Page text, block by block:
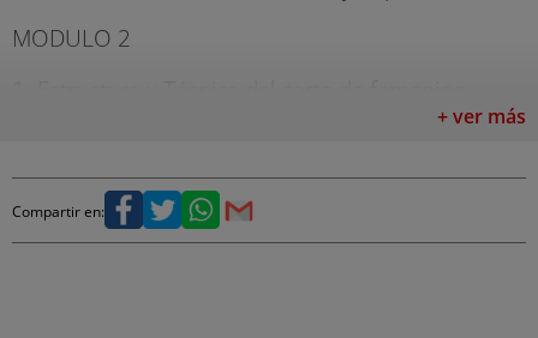
MODULO 2
3. Técnicas de decoloración y colores de fantasía
4. Técnica de mechas con peine
+ ver más
Compartir en: